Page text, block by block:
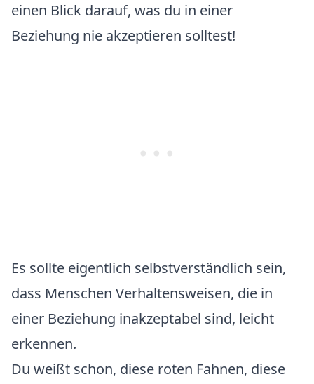
einen Blick darauf, was du in einer
Beziehung nie akzeptieren solltest!
Es sollte eigentlich selbstverständlich sein,
dass Menschen Verhaltensweisen, die in
einer Beziehung inakzeptabel sind, leicht
erkennen.
Du weißt schon, diese roten Fahnen, diese